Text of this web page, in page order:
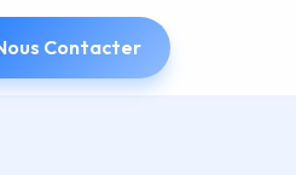
Contacter